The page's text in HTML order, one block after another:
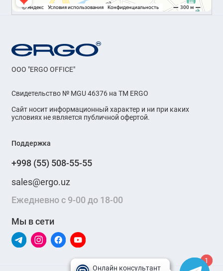
OOO "ERGO OFFICE"
Свидетельство № MGU 46376 на ТМ ERGO
Сайт носит информационный характер и ни при каких
условиях не является публичной офертой.
Поддержка
+998 (55) 508-55-55
sales@ergo.uz
Ежедневно с 9-00 до 18-00
Мы в сети
1
1